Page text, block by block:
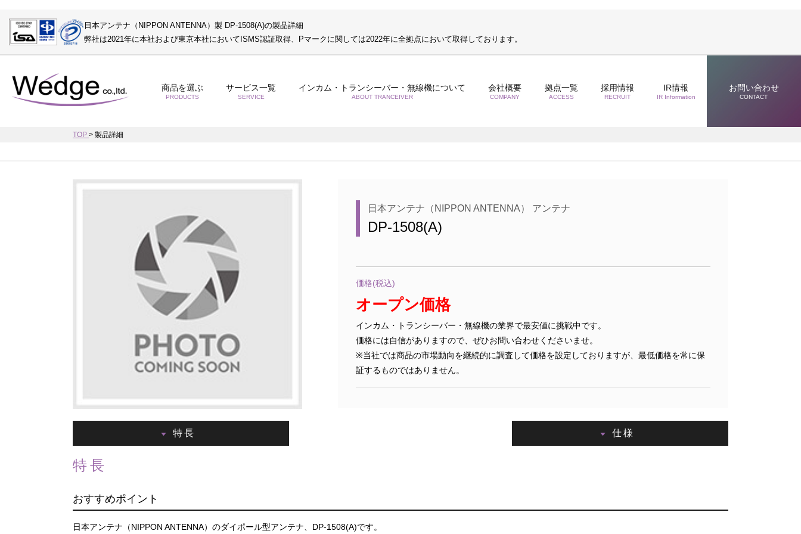
日本アンテナ（NIPPON ANTENNA）製 DP-1508(A)の製品詳細
弊社は2021年に本社および東京本社においてISMS認証取得、Pマークに関しては2022年に全拠点において取得しております。
商品を選ぶ
PRODUCTS
サービス一覧
SERVICE
インカム・トランシーバー・無線機について
ABOUT TRANCEIVER
会社概要
COMPANY
拠点一覧
ACCESS
採用情報
RECRUIT
IR情報
IR Information
お問い合わせ
CONTACT
TOP > 製品詳細
日本アンテナ（NIPPON ANTENNA） アンテナ
DP-1508(A)
価格(税込)
オープン価格
インカム・トランシーバー・無線機の業界で最安値に挑戦中です。
価格には自信がありますので、ぜひお問い合わせくださいませ。
※当社では商品の市場動向を継続的に調査して価格を設定しておりますが、最低価格を常に保
証するものではありません。
特長 仕様
特長
おすすめポイント
日本アンテナ（NIPPON ANTENNA）のダイポール型アンテナ、DP-1508(A)です。